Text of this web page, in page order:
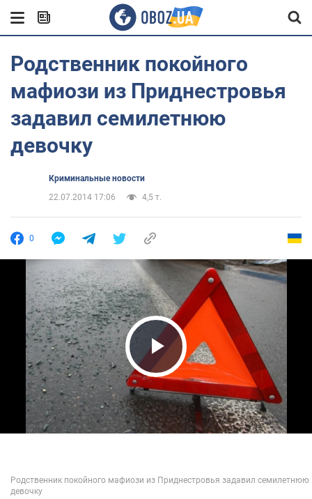
Родственник покойного
мафиози из Приднестровья
задавил семилетнюю
девочку
Криминальные новости
22.07.2014 17:06
4,5 т.
0
Play Video